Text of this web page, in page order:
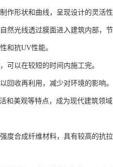
作形状和曲线，呈现设计的灵活性
然光线透过膜面进入建筑内部，节
和抗UV性能。
可以在较短的时间内施工完。
回收再利用，减少对环境的影响。
和美观等特点，成为现代建筑领
度合成纤维材料，具有较高的抗